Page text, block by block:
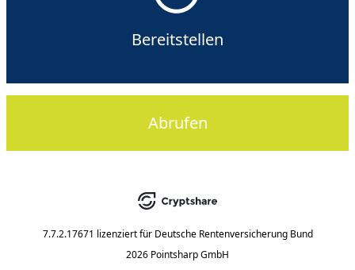
Bereitstellen
Abrufen
7.7.2.17671 lizenziert für Deutsche Rentenversicherung Bund
2026 Pointsharp GmbH